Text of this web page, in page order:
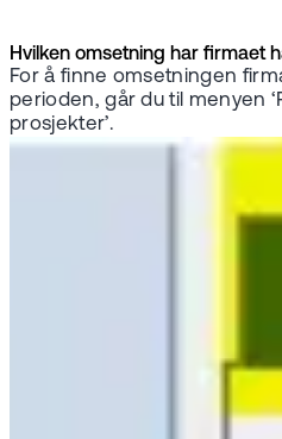
Hvilken omsetning har firmaet
For å finne omsetningen
perioden, går du til menyen
prosjekter’.